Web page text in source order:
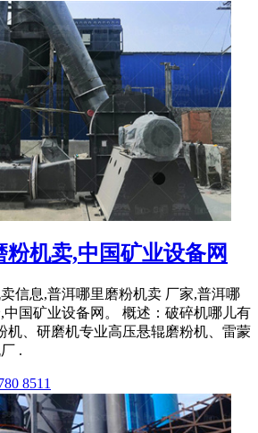
粉机卖,中国矿业设备网
信息,普洱哪里磨粉机卖 厂家,普洱哪
中国矿业设备网。 概述：破碎机哪儿有
机、研磨机专业高压悬辊磨粉机、雷蒙
.
8511